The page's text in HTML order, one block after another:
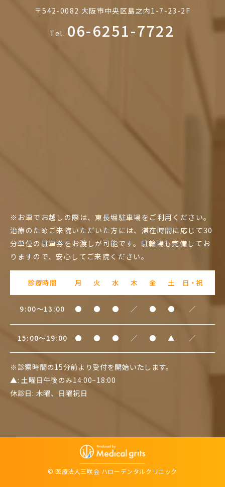
〒542-0082 大阪市中央区島之内1-7-23-2F
Tel. 06-6251-7722
※お車でお越しの際は、東長堀駐車場をご利用ください。
治療のためご来院いただいた方には、滞在時間に応じて30
分単位の駐車券をお渡しが可能です。駐輪場も完備してお
りますので、安心してご来院ください。
診療時間 月 火 水 木 金 土 日・祝
9:00～13:00 ● ● ● ／ ● ● ／
15:00～19:00 ● ● ● ／ ● ▲ ／
※診察時間の15分前より受付を開始いたします。
▲: 土曜日午後のみ14:00~18:00
休診日: 木曜、日曜祝日
© 医療法人三咲会 ハローデンタルクリニック